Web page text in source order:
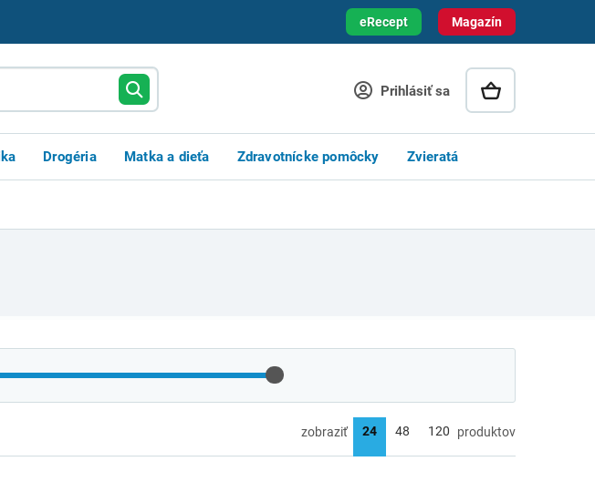
Magazín
eRecept
Prihlásiť sa
Drogéria Matka a dieťa Zdravotnícke pomôcky Zvieratá
zobraziť produktov